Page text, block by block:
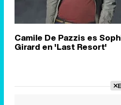
Camile De Pazzis es
Girard en 'Last Resort'